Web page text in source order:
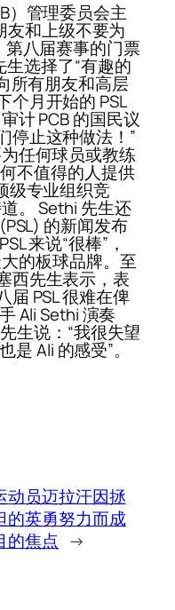
）管理委员会主
友和上级不要为
第八届赛事的门票
选择了“有趣的
所有朋友和高层
个月开始的 PSL
计 PCB 的国民议
停止这种做法！”
任何球员或教练
不值得的人提供
级专业组织竞
。 Sethi 先生还
的新闻发布
来说“很棒”，
大的板球品牌。至
西先生表示，表
届 PSL 很难在俾
Ali Sethi 演奏
生说：“我很失望
是 Ali 的感受”。
动员迈拉汗因拯
的英勇努力而成
的焦点 →